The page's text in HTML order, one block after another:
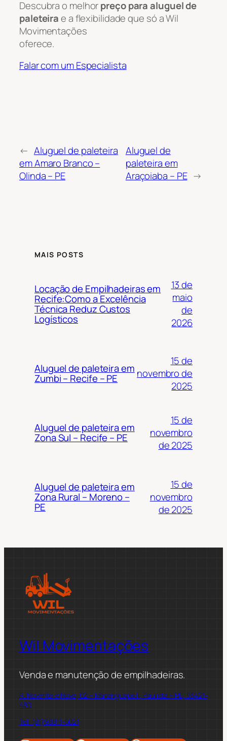
Descubra o melhorpreço para aluguel de
paleteirae a flexibilidade que só a Wil
Movimentações
oferece.
Falar com um Especialista
← Aluguel de paleteira
em Amaro Branco –
Olinda – PE
Aluguel de
paleteira em
Araçoiaba – PE →
MAIS POSTS
Locação de Empilhadeiras em
Recife:Como a Excelência
Técnica Reduz Custos
Logísticos
13 de
maio
de
2026
Aluguel de paleteira em
Zumbi – Recife – PE
15 de
novembro de
2025
Aluguel de paleteira em
Zona Sul – Recife – PE
15 de
novembro
de 2025
Aluguel de paleteira em
Zona Rural – Moreno –
PE
15 de
novembro
de 2025
Wil Movimentações
Venda e manutenção de empilhadeiras.
R. Noventa e Nove, 02 – Maranguape II, Paulista – PE, 53421-
480
Tel: (81)98811-5021